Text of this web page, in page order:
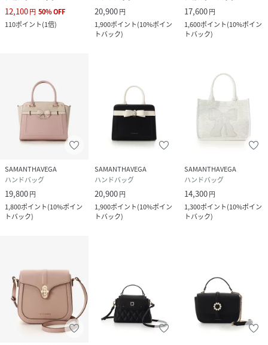
12,100円 50%OFF
110ポイント(1倍)
20,900円
1,900ポイント(10%ポイン
トバック)
17,600円
1,600ポイント(10%ポイン
トバック)
SAMANTHAVEGA
ハンドバッグ
19,800円
1,800ポイント(10%ポイン
トバック)
SAMANTHAVEGA
ハンドバッグ
20,900円
1,900ポイント(10%ポイン
トバック)
SAMANTHAVEGA
ハンドバッグ
14,300円
1,300ポイント(10%ポイン
トバック)